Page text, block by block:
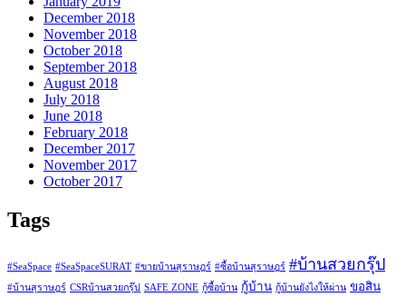
December 2018
November 2018
October 2018
September 2018
August 2018
July 2018
June 2018
February 2018
December 2017
November 2017
October 2017
Tags
#SeaSpace #SeaSpaceSURAT #ขายบ้านสุราษฎร์ #ซื้อบ้านสุราษฎร์ #บ้านสวยกรุ๊ป
#บ้านสุราษฎร์ CSRบ้านสวยกรุ๊ป SAFE ZONE กู้ซื้อบ้าน กู้บ้าน กู้บ้านยังไงให้ผ่าน ขอสิน